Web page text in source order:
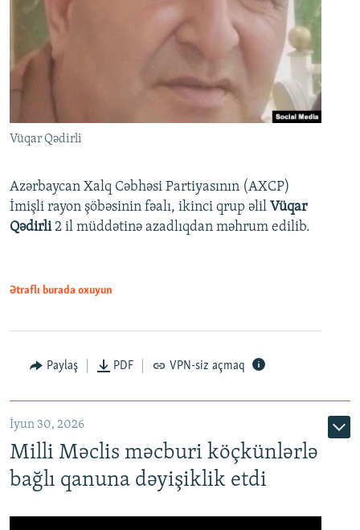
Vüqar Qədirli
Azərbaycan Xalq Cəbhəsi Partiyasının (AXCP)
İmişli rayon şöbəsinin fəalı, ikinci qrup əlil Vüqar
Qədirli2 il müddətinə azadlıqdan məhrum edilib.
Ətraflı burada oxuyun
Paylaş PDF VPN-siz açmaq
İyun 30, 2026
Milli Məclis məcburi köçkünlərlə
bağlı qanuna dəyişiklik etdi